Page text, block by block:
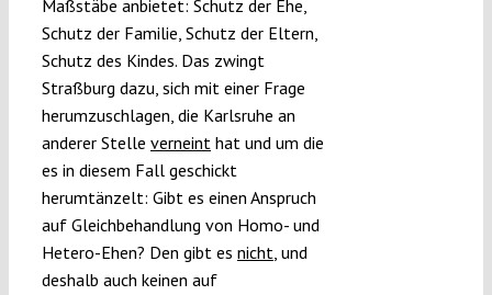
Maßstäbe anbietet: Schutz der Ehe,
Schutz der Familie, Schutz der Eltern,
Schutz des Kindes. Das zwingt
Straßburg dazu, sich mit einer Frage
herumzuschlagen, die Karlsruhe an
anderer Stelle verneinthat und um die
es in diesem Fall geschickt
herumtänzelt: Gibt es einen Anspruch
auf Gleichbehandlung von Homo- und
Hetero-Ehen? Den gibt es nicht, und
deshalb auch keinen auf